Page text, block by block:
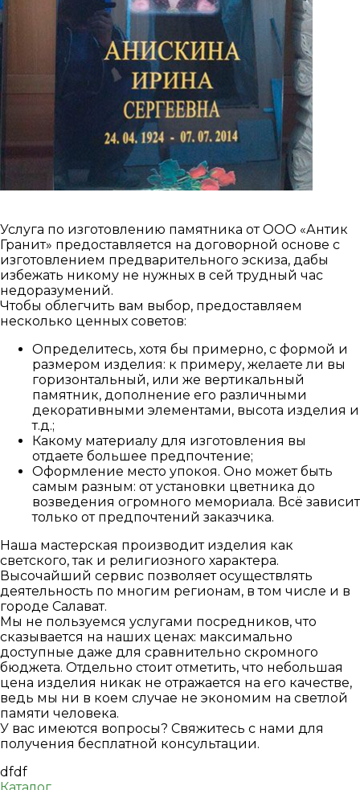
Услуга по изготовлению памятника от ООО «Антик
Гранит» предоставляется на договорной основе с
изготовлением предварительного эскиза, дабы
избежать никому не нужных в сей трудный час
недоразумений.
Чтобы облегчить вам выбор, предоставляем
несколько ценных советов:
Определитесь, хотя бы примерно, с формой и
размером изделия: к примеру, желаете ли вы
горизонтальный, или же вертикальный
памятник, дополнение его различными
декоративными элементами, высота изделия и
т.д.;
Какому материалу для изготовления вы
отдаете большее предпочтение;
Оформление место упокоя. Оно может быть
самым разным: от установки цветника до
возведения огромного мемориала. Всё зависит
только от предпочтений заказчика.
Наша мастерская производит изделия как
светского, так и религиозного характера.
Высочайший сервис позволяет осуществлять
деятельность по многим регионам, в том числе и в
городе Салават.
Мы не пользуемся услугами посредников, что
сказывается на наших ценах: максимально
доступные даже для сравнительно скромного
бюджета. Отдельно стоит отметить, что небольшая
цена изделия никак не отражается на его качестве,
ведь мы ни в коем случае не экономим на светлой
памяти человека.
У вас имеются вопросы? Свяжитесь с нами для
получения бесплатной консультации.
dfdf